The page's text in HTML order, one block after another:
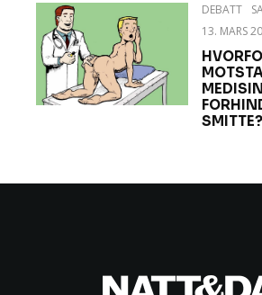
DEBATT
13. MARS
SMITTE?